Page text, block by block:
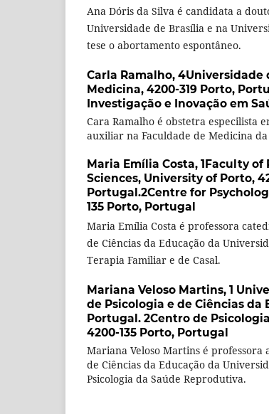
Ana Dóris da Silva é candidata a
Universidade de Brasília e na
tese o abortamento espontâneo.
Carla Ramalho, 4Universidade
Medicina, 4200-319 Porto,
Investigação e Inovação em
Cara Ramalho é obstetra especilista
auxiliar na Faculdade de Medicina
Maria Emília Costa, 1Faculty of
Sciences, University of Porto,
Portugal.2Centre for
135 Porto, Portugal
Maria Emília Costa é professora
de Ciências da Educação da
Terapia Familiar e de Casal.
Mariana Veloso Martins, 1
de Psicologia e de Ciências da
Portugal. 2Centro de
4200-135 Porto, Portugal
Mariana Veloso Martins é professora
de Ciências da Educação da
Psicologia da Saúde Reprodutiva.